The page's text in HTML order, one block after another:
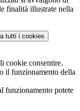
finalità illustrate nella
tutti i cookies
cookie consentire.
il funzionamento della
funzionamento potete